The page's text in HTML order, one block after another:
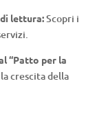
lettura:Scopri i
“Patto per la
crescita della